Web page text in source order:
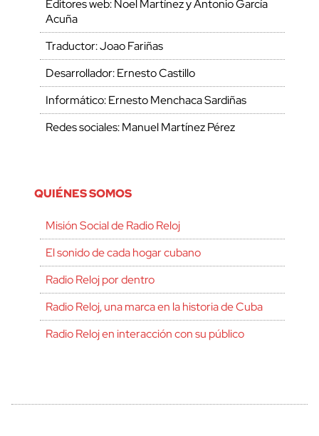
Editores web: Noel Martínez y Antonio García
Acuña
Traductor: Joao Fariñas
Desarrollador: Ernesto Castillo
Informático: Ernesto Menchaca Sardiñas
Redes sociales: Manuel Martínez Pérez
QUIÉNES SOMOS
Misión Social de Radio Reloj
El sonido de cada hogar cubano
Radio Reloj por dentro
Radio Reloj, una marca en la historia de Cuba
Radio Reloj en interacción con su público